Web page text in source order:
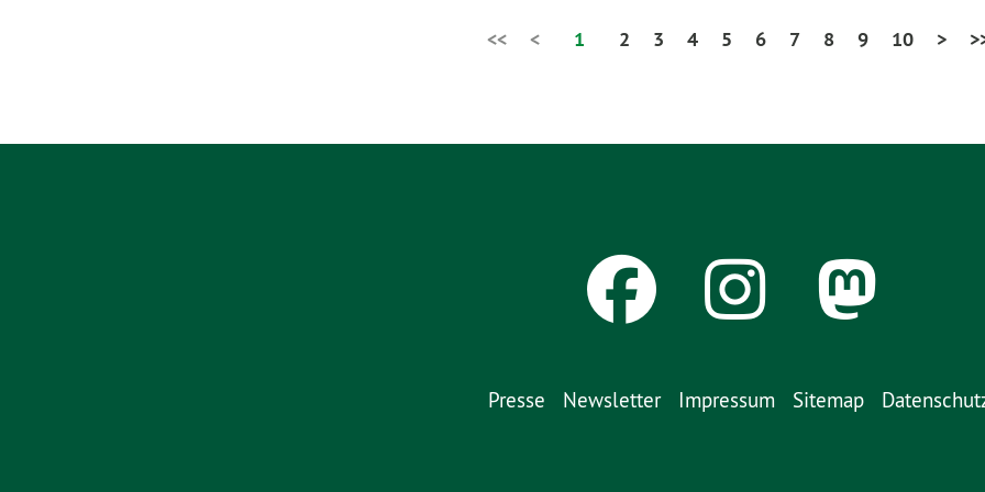
<< < 1 2 3 4 5 6 7 8 9 10 >
Presse Newsletter Impressum Sitemap